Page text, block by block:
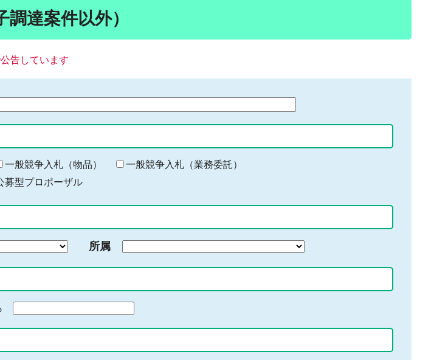
達案件以外）
告しています
一般競争入札（物品）
一般競争入札（業務委託）
募型プロポーザル
所属
終